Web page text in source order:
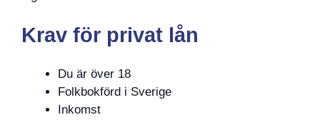
Krav för privat lån
Du är över 18
Folkbokförd i Sverige
Inkomst